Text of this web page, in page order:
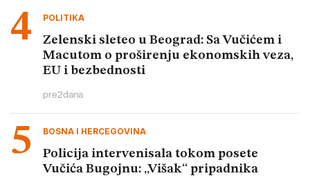
POLITIKA
Zelenski sleteo u Beograd: Sa Vučićem i
Macutom o proširenju ekonomskih veza,
EU i bezbednosti
pre2dana
BOSNA I HERCEGOVINA
Policija intervenisala tokom posete
Vučića Bugojnu: „Višak“ pripadnika